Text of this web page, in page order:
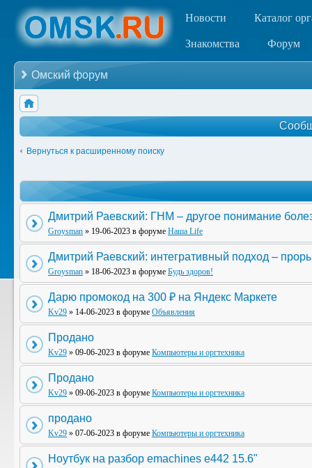
Новости Каталог
Знакомства Форум
Омский форум
Вернуться к расширенному поиску
Дмитрий Раевский: ГНМ – другое понимание
Groysman » 19-06-2023 в форуме Наша Life
Дмитрий Раевский: интегративный подход –
Groysman » 18-06-2023 в форуме Будь здоров!
Дарю промокод на 300 ₽ на Яндекс Маркете
Kv29 » 14-06-2023 в форуме Объявления
Продано
Kv29 » 09-06-2023 в форуме Компьютеры и оргтехника
Продано
Kv29 » 09-06-2023 в форуме Компьютеры и оргтехника
продано
Kv29 » 07-06-2023 в форуме Компьютеры и оргтехника
Ноутбук на разбор emachines e442 15.6"